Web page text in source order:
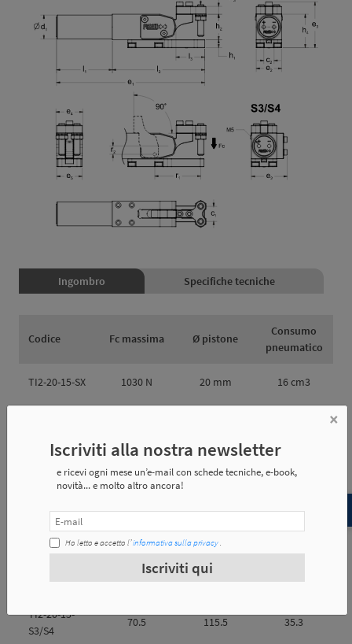
Ingombro Specifiche tecniche
Codice Fc massima Ø pistone
Consumo
pneumatico
TI2-20-15-SX 1030 N 20 mm 16 cm3
TI2-20-60-SX 1030 N 20 mm 16 cm3
Codice l1 l2
70.5 115.5 35.3
TI2-20-15-
S3/S4
70.5 115.5 35.3
×
Iscriviti alla nostra newsletter
e ricevi ogni mese un’e-mail con schede tecniche, e-book,
novità... e molto altro ancora!
Ho letto e accetto l’informativa sulla privacy.
Iscriviti qui